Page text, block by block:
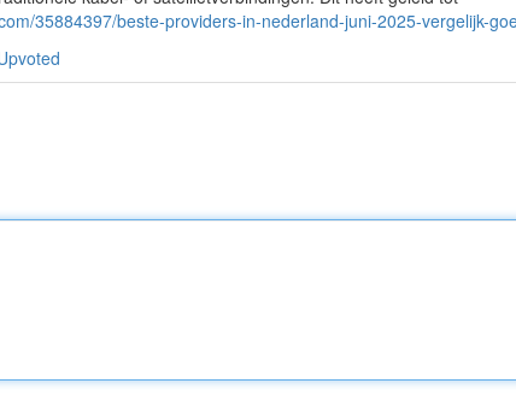
35884397/beste-providers-in-nederland-juni-2025-vergelijk-